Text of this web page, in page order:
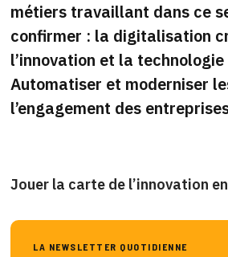
métiers travaillant dans ce
confirmer : la digitalisation
l’innovation et la
Automatiser et moderniser
l’engagement des
Jouer la carte de l’innovation
LA NEWSLETTER QUOTIDIENNE